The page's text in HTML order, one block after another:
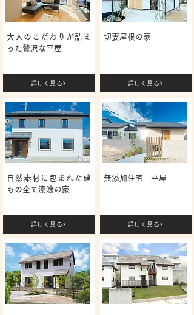
大人のこだわりが詰ま
った贅沢な平屋
詳しく見る
自然素材に包まれた建
もの全て漆喰の家
詳しく見る
​切妻屋根の家
詳しく見る
無添加住宅 平屋
詳しく見る